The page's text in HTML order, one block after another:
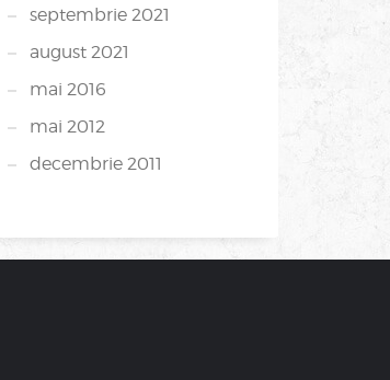
septembrie 2021
august 2021
mai 2016
mai 2012
decembrie 2011